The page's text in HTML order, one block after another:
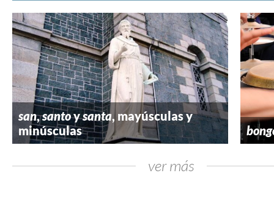
san,santoysanta, mayúsculas y
minúsculas
ver más